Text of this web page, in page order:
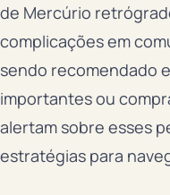
de Mercúrio
complicações em
sendo recomendado
importantes ou
alertam sobre esses
estratégias para